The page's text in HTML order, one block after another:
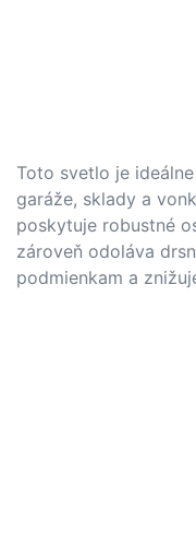
Toto svetlo je
garáže, sklady a
poskytuje robustné
zároveň odoláva
podmienkam a